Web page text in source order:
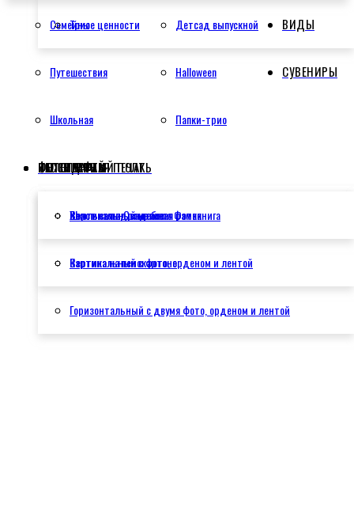
Трио
Семейные ценности
Путешествия
Школьная
Детсад выпускной
Halloween
Папки-трио
ФОТОПЕЧАТЬ
ФОТОГРАФАМ
Школьная и Свадебная Фотокнига
ИНТЕРЬЕРНАЯ ПЕЧАТЬ
Холст на подрамнике
Картина на пенокартоне
ВИДЫ
КАЛЕНДАРЕЙ
СУВЕНИРЫ
БЕССМЕРТНЫЙ ПОЛК
Вертикальный красная рамка
Вертикальный с фото, орденом и лентой
Горизонтальный с двумя фото, орденом и лентой